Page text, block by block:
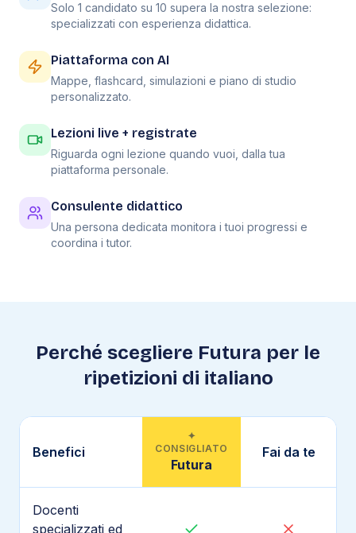
Solo 1 candidato su 10 supera la nostra selezione:
specializzati con esperienza didattica.
Piattaforma con AI
Mappe, flashcard, simulazioni e piano di studio
personalizzato.
Lezioni live + registrate
Riguarda ogni lezione quando vuoi, dalla tua
piattaforma personale.
Consulente didattico
Una persona dedicata monitora i tuoi progressi e
coordina i tutor.
Perché scegliere Futura per le
ripetizioni di italiano
Benefici
✦
CONSIGLIATO
Futura
Fai da te
Docenti
specializzati ed